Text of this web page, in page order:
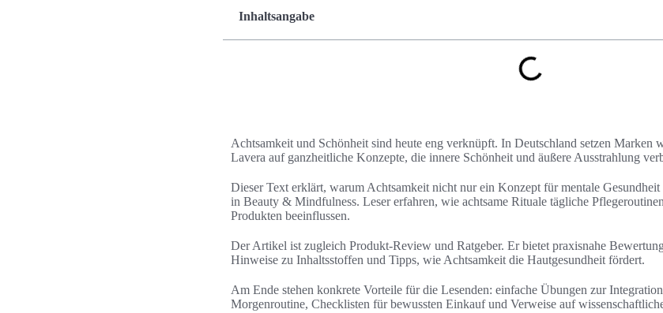
Inhaltsangabe
Achtsamkeit und Schönheit sind heute eng verknüpft. In Deutschland setzen Marken
Lavera auf ganzheitliche Konzepte, die innere Schönheit und äußere Ausstrahlung
Dieser Text erklärt, warum Achtsamkeit nicht nur ein Konzept für mentale
in Beauty & Mindfulness. Leser erfahren, wie achtsame Rituale tägliche
Produkten beeinflussen.
Der Artikel ist zugleich Produkt-Review und Ratgeber. Er bietet praxisnahe
Hinweise zu Inhaltsstoffen und Tipps, wie Achtsamkeit die Hautgesundheit fördert.
Am Ende stehen konkrete Vorteile für die Lesenden: einfache Übungen zur
Morgenroutine, Checklisten für bewussten Einkauf und Verweise auf